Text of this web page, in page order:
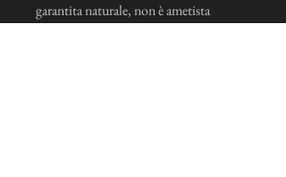
garantita naturale, non è ametista